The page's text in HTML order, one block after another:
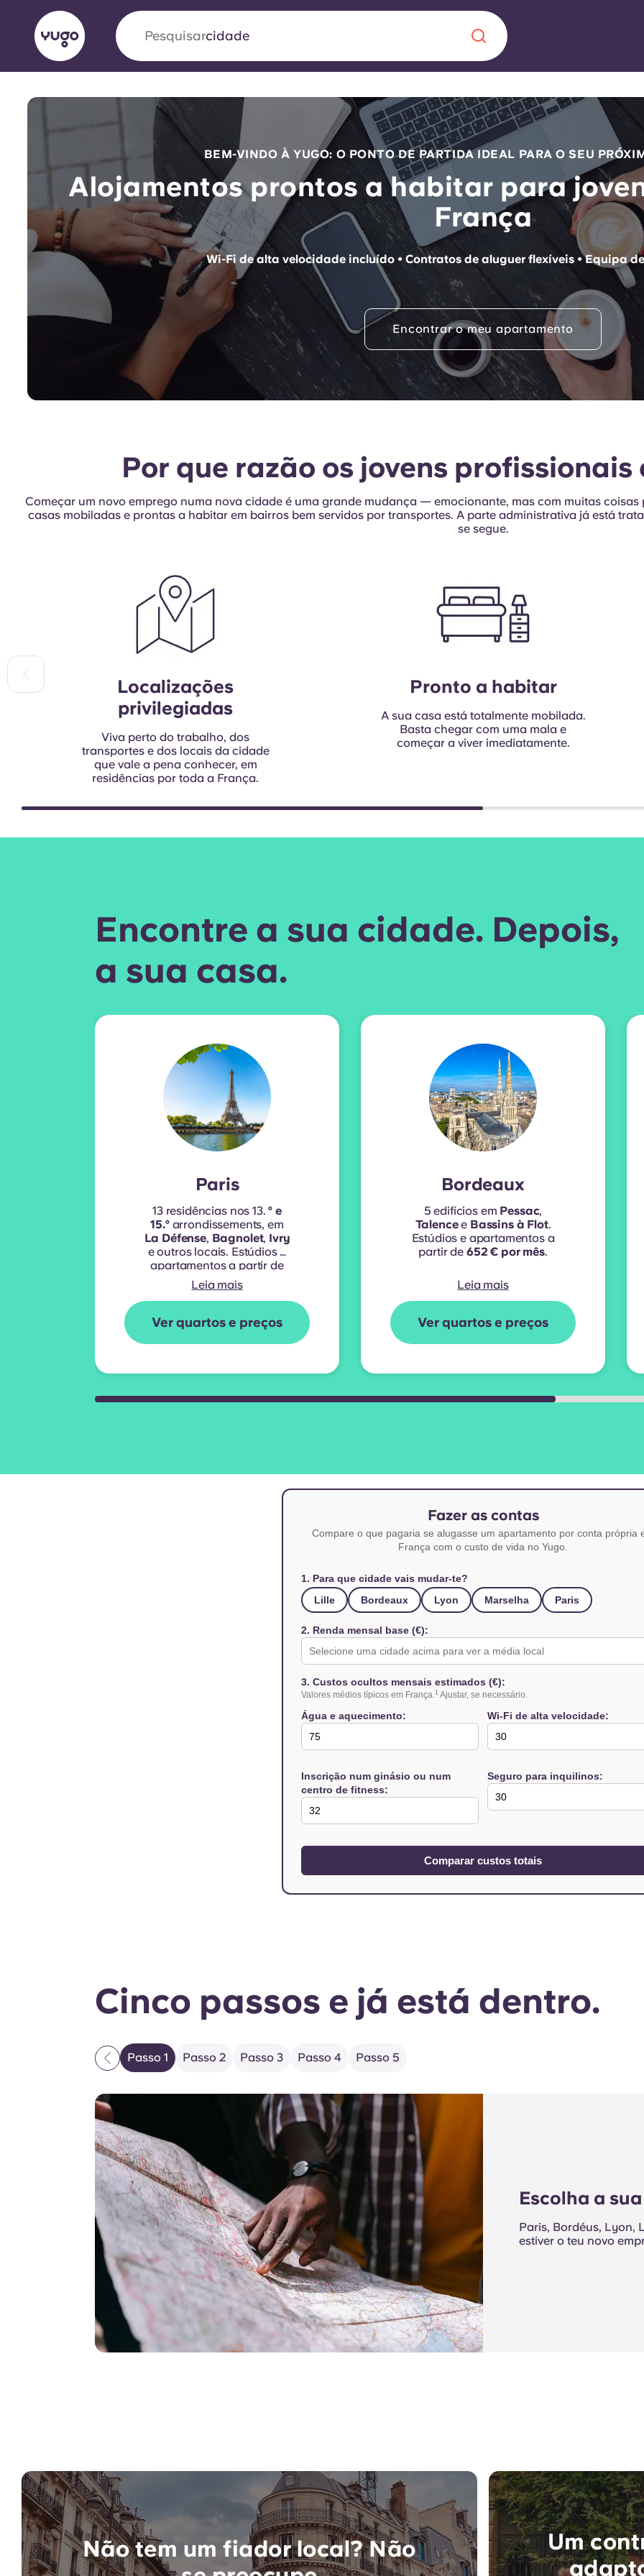
Pesquisarpaís
Localizações Mais
Yugo VCARB: Impulsionando uma nova
era no alojamento estudantil
A parceria pioneira Yugocom a VCARB estimula a inovação, a
ambição e momentos inesquecíveis para os alunos.
Sobre nós
Perguntas
English (US) Chinese Español Català
BEM-VINDO À YUGO: O PONTO DE PARTIDA IDEAL PARA O SEU
Alojamentos prontos a habitar para
França
Alojamentos
prontos
a
habitar
para
profissionais
e
expatriados
França
Wi-Fi de alta velocidade incluído • Contratos de aluguer flexíveis • Equipa
Encontrar o meu apartamento
Por que razão os jovens profissionais
Começar um novo emprego numa nova cidade é uma grande mudança — emocionante, mas com muitas
casas mobiladas e prontas a habitar em bairros bem servidos por transportes. A parte administrativa já está
se segue.
Localizações
privilegiadas
Viva perto do trabalho, dos
transportes e dos locais da cidade
que vale a pena conhecer, em
residências por toda a França.
Pronto a habitar
A sua casa está totalmente mobilada.
Basta chegar com uma mala e
começar a viver imediatamente.
Encontre a sua cidade. Depois,
a sua casa.
Paris
13 residências nos 13.º e
15.ºarrondissements, em
La Défense, Bagnolet, Ivry
e outros locais. Estúdios e
apartamentos a partir de
899 € por mês
Leia mais
Ver quartos e preços
Bordeaux
5 edifícios em Pessac,
Talencee Bassins à Flot.
Estúdios e apartamentos a
partir de 652 € por mês.
Leia mais
Ver quartos e preços
Fazer as contas
Compare o que pagaria se alugasse um apartamento por conta própria
França com o custo de vida no Yugo.
1. Para que cidade vais mudar-te?
Lille
Bordeaux Lyon Marselha Paris
2. Renda mensal base (€):
3. Custos ocultos mensais estimados (€):
Valores médios típicos em França.1 Ajustar, se necessário.
Água e aquecimento: Wi-Fi de alta velocidade:
Inscrição num ginásio ou num
centro de fitness:
Seguro para inquilinos:
Comparar custos totais
Cinco passos e já está dentro.
Passo 1 Passo 2 Passo 3 Passo 4 Passo 5
Escolha a
Paris, Bordéus, Lyon,
estiver o teu novo
Não tem um fiador local? Não
Um